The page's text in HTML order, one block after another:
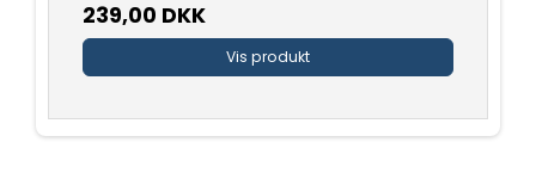
239,00 DKK
Vis produkt